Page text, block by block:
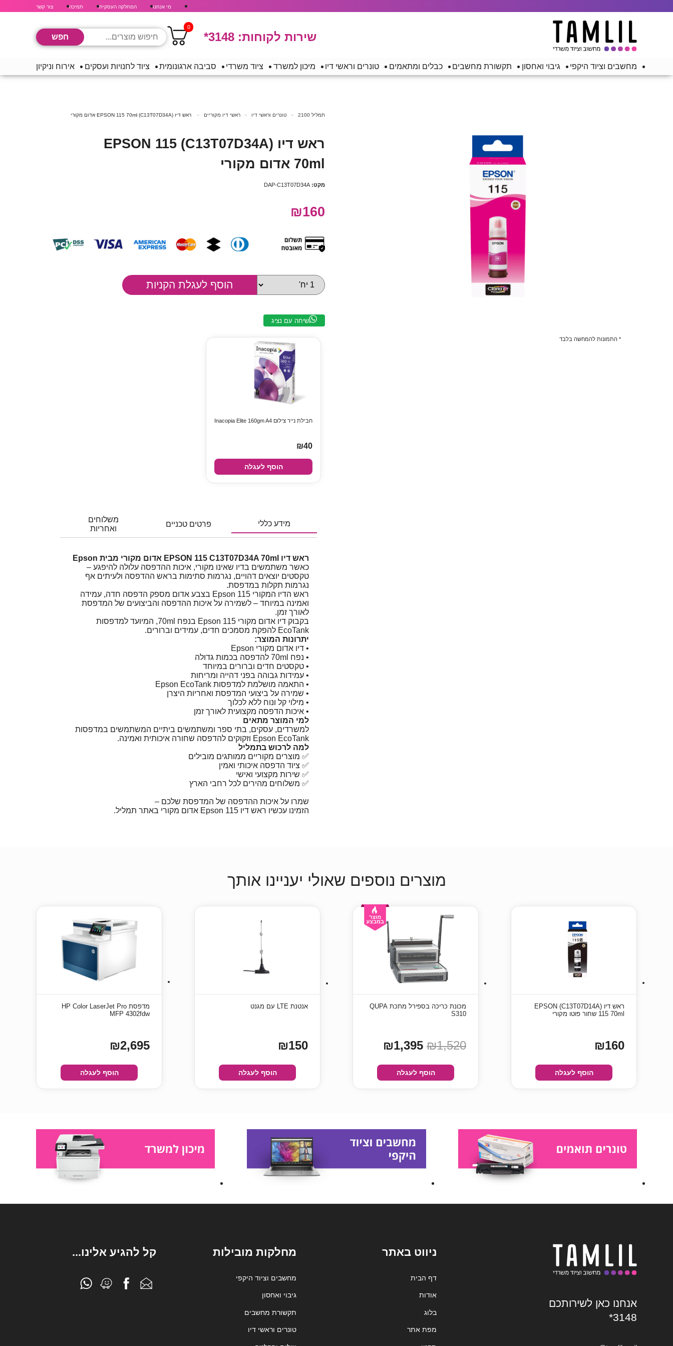
מי אנחנו המחלקה העסקית תמיכה צור קשר
שירות לקוחות: *3148
0
מחשבים וציוד היקפי גיבוי ואחסון תקשורת מחשבים כבלים ומתאמים טונרים וראשי דיו מיכון למשרד ציוד משרדי סביבה ארגונומית ציוד לחנויות ועסקים אירוח וניקיון
* התמונות להמחשה בלבד
תמליל 2100 טונרים וראשי דיו ראשי דיו מקוריים ראש דיו (C13T07D34A) EPSON 115 70ml אדום מקורי
ראש דיו (C13T07D34A) EPSON 115
70ml אדום מקורי
מקט: DAP-C13T07D34A
₪160
שיחה עם נציג
חבילת נייר צילום Inacopia Elite 160gm A4
₪40
הוסף לעגלה
מידע כללי פרטים טכניים
משלוחים
ואחריות
ראש דיו EPSON 115 C13T07D34A ‎70ml אדום מקורי מבית Epson
כאשר משתמשים בדיו שאינו מקורי, איכות ההדפסה עלולה להיפגע –
טקסטים יוצאים דהויים, נגרמות סתימות בראש ההדפסה ולעיתים אף
נגרמות תקלות במדפסת.
ראש הדיו המקורי Epson 115 בצבע אדום מספק הדפסה חדה, עמידה
ואמינה במיוחד – לשמירה על איכות ההדפסה והביצועים של המדפסת
לאורך זמן.
בקבוק דיו אדום מקורי Epson 115 בנפח ‎70ml, המיועד למדפסות
EcoTank להפקת מסמכים חדים, עמידים וברורים.
יתרונות המוצר:
• דיו אדום מקורי Epson
• נפח ‎70ml להדפסה בכמות גדולה
• טקסטים חדים וברורים במיוחד
• עמידות גבוהה בפני דהייה ומריחות
• התאמה מושלמת למדפסות Epson EcoTank
• שמירה על ביצועי המדפסת ואחריות היצרן
• מילוי קל ונוח ללא לכלוך
• איכות הדפסה מקצועית לאורך זמן
למי המוצר מתאים
למשרדים, עסקים, בתי ספר ומשתמשים ביתיים המשתמשים במדפסות
Epson EcoTank וזקוקים להדפסה שחורה איכותית ואמינה.
למה לרכוש בתמליל
✅ מוצרים מקוריים ממותגים מובילים
✅ ציוד הדפסה איכותי ואמין
✅ שירות מקצועי ואישי
✅ משלוחים מהירים לכל רחבי הארץ
שמרו על איכות ההדפסה של המדפסת שלכם –
הזמינו עכשיו ראש דיו Epson 115 אדום מקורי באתר תמליל.
מוצרים נוספים שאולי יעניינו אותך
ראש דיו (C13T07D14A) EPSON
115 70ml שחור פוטו מקורי
₪160
הוסף לעגלה
מכונת כריכה בספירל מתכת QUPA
S310
₪1,520
הוסף לעגלה
אנטנת LTE עם מגנט
₪150
הוסף לעגלה
מדפסת ‏HP Color LaserJet Pro
MFP 4302fdw
₪2,695
הוסף לעגלה
אנחנו כאן לשירותכם
*3148
ניווט באתר
דף הבית
אודות
בלוג
מפת אתר
מחלקות מובילות
מחשבים וציוד היקפי
גיבוי ואחסון
תקשורת מחשבים
טונרים וראשי דיו
קל להגיע אלינו...